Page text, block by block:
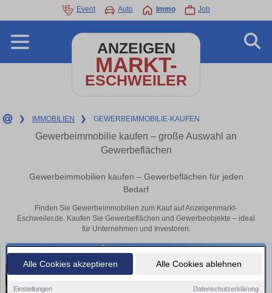
Alle Cookies akzeptieren Alle Cookies ablehnen
Einstellungen Datenschutzerklärung
Event Auto Immo Job
ANZEIGEN
MARKT-
ESCHWEILER
❯ IMMOBILIEN ❯ GEWERBEIMMOBILIE-KAUFEN
Gewerbeimmobilie kaufen – große Auswahl an
Gewerbeflächen
Gewerbeimmobilien kaufen – Gewerbeflächen für jeden
Bedarf
Finden Sie Gewerbeimmobilien zum Kauf auf Anzeigenmarkt-
Eschweiler.de. Kaufen Sie Gewerbeflächen und Gewerbeobjekte – ideal
für Unternehmen und Investoren.